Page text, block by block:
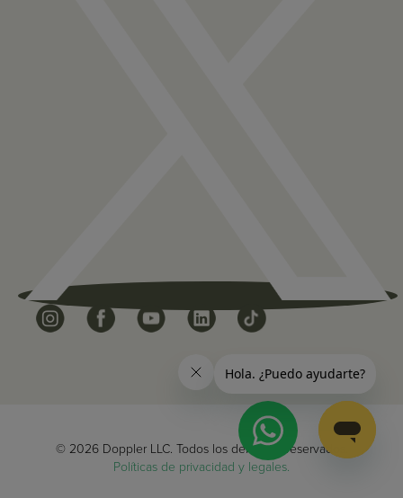
© 2026 Doppler LLC. Todos los derechos reservados.
Políticas de privacidad y legales.